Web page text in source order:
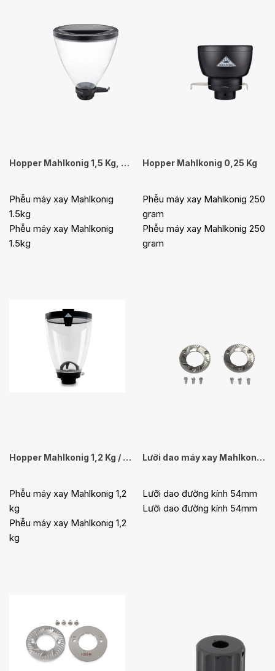
Hopper Mahlkonig 1,5 Kg, EK43 / K30
Phễu máy xay Mahlkonig
1.5kg
Phễu máy xay Mahlkonig
1.5kg
Hopper Mahlkonig 0,25 Kg
Phễu máy xay Mahlkonig 250
gram
Phễu máy xay Mahlkonig 250
gram
Hopper Mahlkonig 1,2 Kg / E65S, E80S
Phễu máy xay Mahlkonig 1,2
kg
Phễu máy xay Mahlkonig 1,2
kg
Lưỡi dao máy xay Mahlkonig X54
Lưỡi dao đường kính 54mm
Lưỡi dao đường kính 54mm